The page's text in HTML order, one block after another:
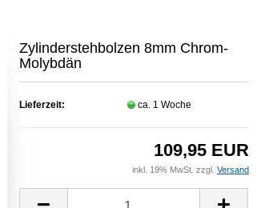
Passwort vergessen?
Zylinderstehbolzen 8mm Chrom-
Molybdän
Lieferzeit: ca. 1 Woche
109,95 EUR
inkl. 19% MwSt. zzgl. Versand